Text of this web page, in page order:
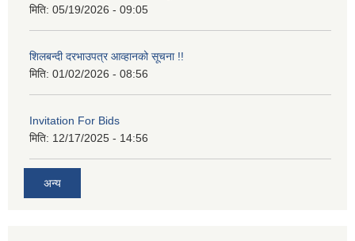
मिति: 05/19/2026 - 09:05
शिलबन्दी दरभाउपत्र आव्हानको सूचना !!
मिति: 01/02/2026 - 08:56
Invitation For Bids
मिति: 12/17/2025 - 14:56
अन्य